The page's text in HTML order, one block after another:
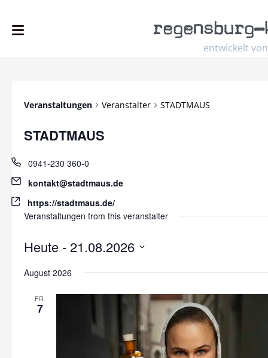
entwickelt von
regensburg–
Veranstaltungen Veranstalter STADTMAUS
STADTMAUS
Phone
0941-230 360-0
Email
kontakt@stadtmaus.de
Website
https://stadtmaus.de/
Veranstaltungen from this veranstalter
Heute - 21.08.2026
wählen.
August 2026
FR.
7